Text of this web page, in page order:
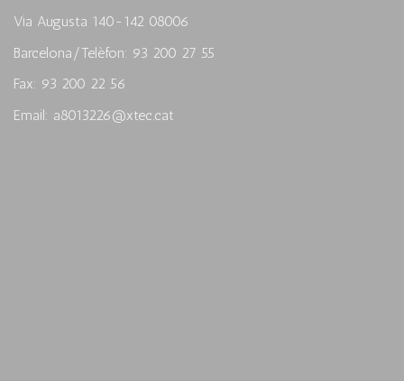
Via Augusta 140-142 08006
Barcelona/Telèfon: 93 200 27 55
Fax: 93 200 22 56
Email: a8013226@xtec.cat